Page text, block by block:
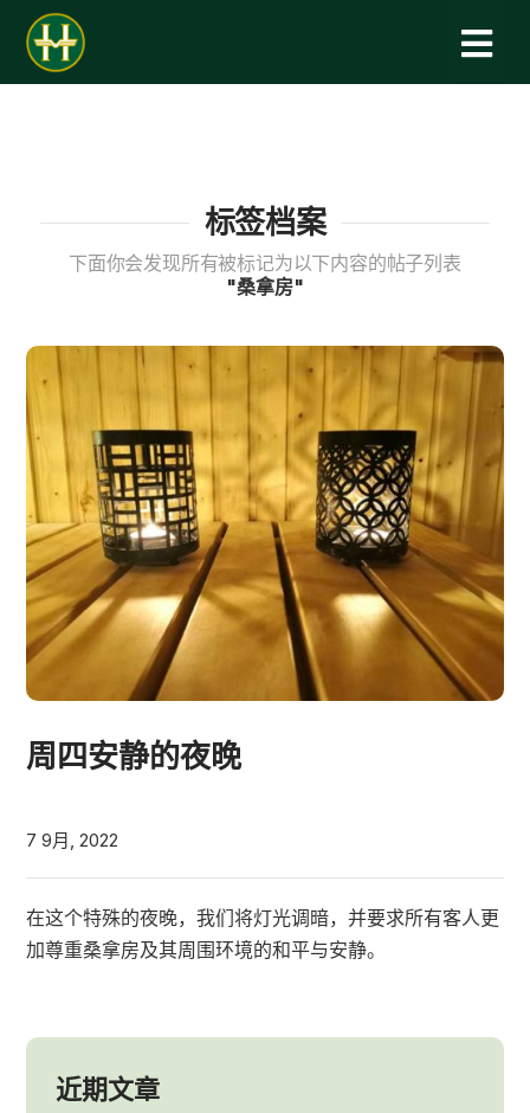
标签档案
下面你会发现所有被标记为以下内容的帖子列表
"桑拿房"
周四安静的夜晚
7 9月, 2022
在这个特殊的夜晚，我们将灯光调暗，并要求所有客人更
加尊重桑拿房及其周围环境的和平与安静。
近期文章